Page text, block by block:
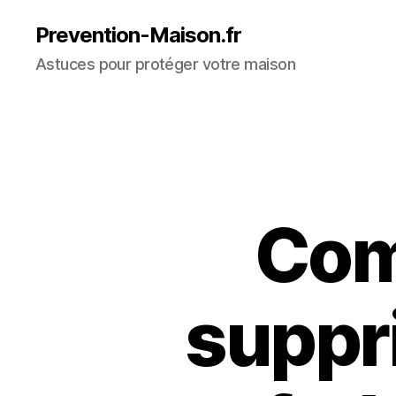
Prevention-Maison.fr
Astuces pour protéger votre maison